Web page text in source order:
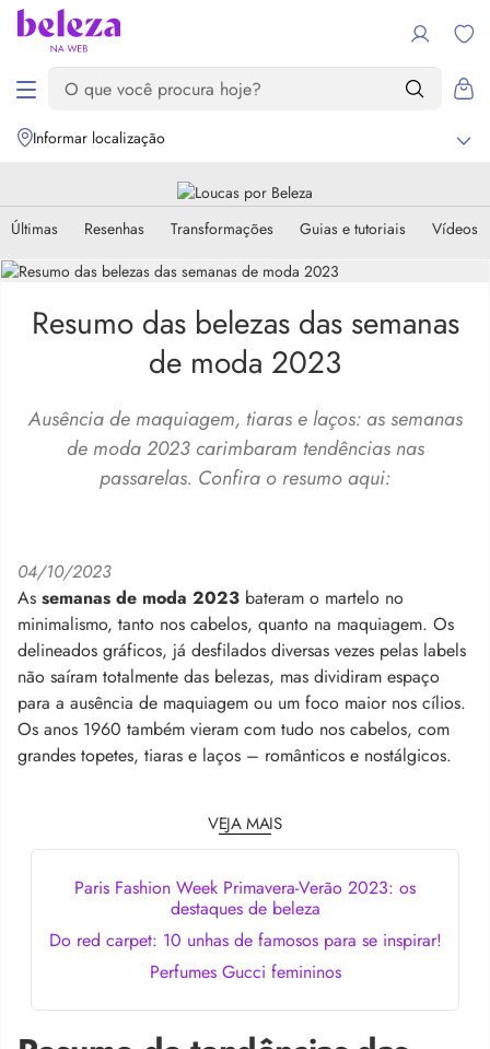
Informar localização
Últimas Resenhas Transformações Guias e tutoriais Vídeos
Resumo das belezas das semanas
de moda 2023
Ausência de maquiagem, tiaras e laços: as semanas
de moda 2023 carimbaram tendências nas
passarelas. Confira o resumo aqui:
04/10/2023
As semanas de moda 2023 bateram o martelo no
minimalismo, tanto nos cabelos, quanto na maquiagem. Os
delineados gráficos, já desfilados diversas vezes pelas labels
não saíram totalmente das belezas, mas dividiram espaço
para a ausência de maquiagem ou um foco maior nos cílios.
Os anos 1960 também vieram com tudo nos cabelos, com
grandes topetes, tiaras e laços – românticos e nostálgicos.
VEJA MAIS
Paris Fashion Week Primavera-Verão 2023: os
destaques de beleza
Do red carpet: 10 unhas de famosos para se inspirar!
Perfumes Gucci femininos